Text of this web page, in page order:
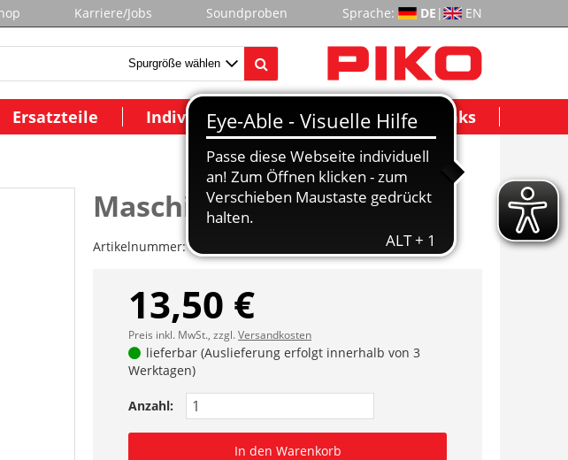
Karriere/Jobs Soundproben Sprache: DE | EN
Ersatzteile Individuelle Modelle Wichtige Links
Maschinenraumfenster
Artikelnummer:ET47281-13
13,50 €
Preis inkl. MwSt., zzgl.Versandkosten
lieferbar (Auslieferung erfolgt innerhalb von 3
Werktagen)
Anzahl:
In den Warenkorb